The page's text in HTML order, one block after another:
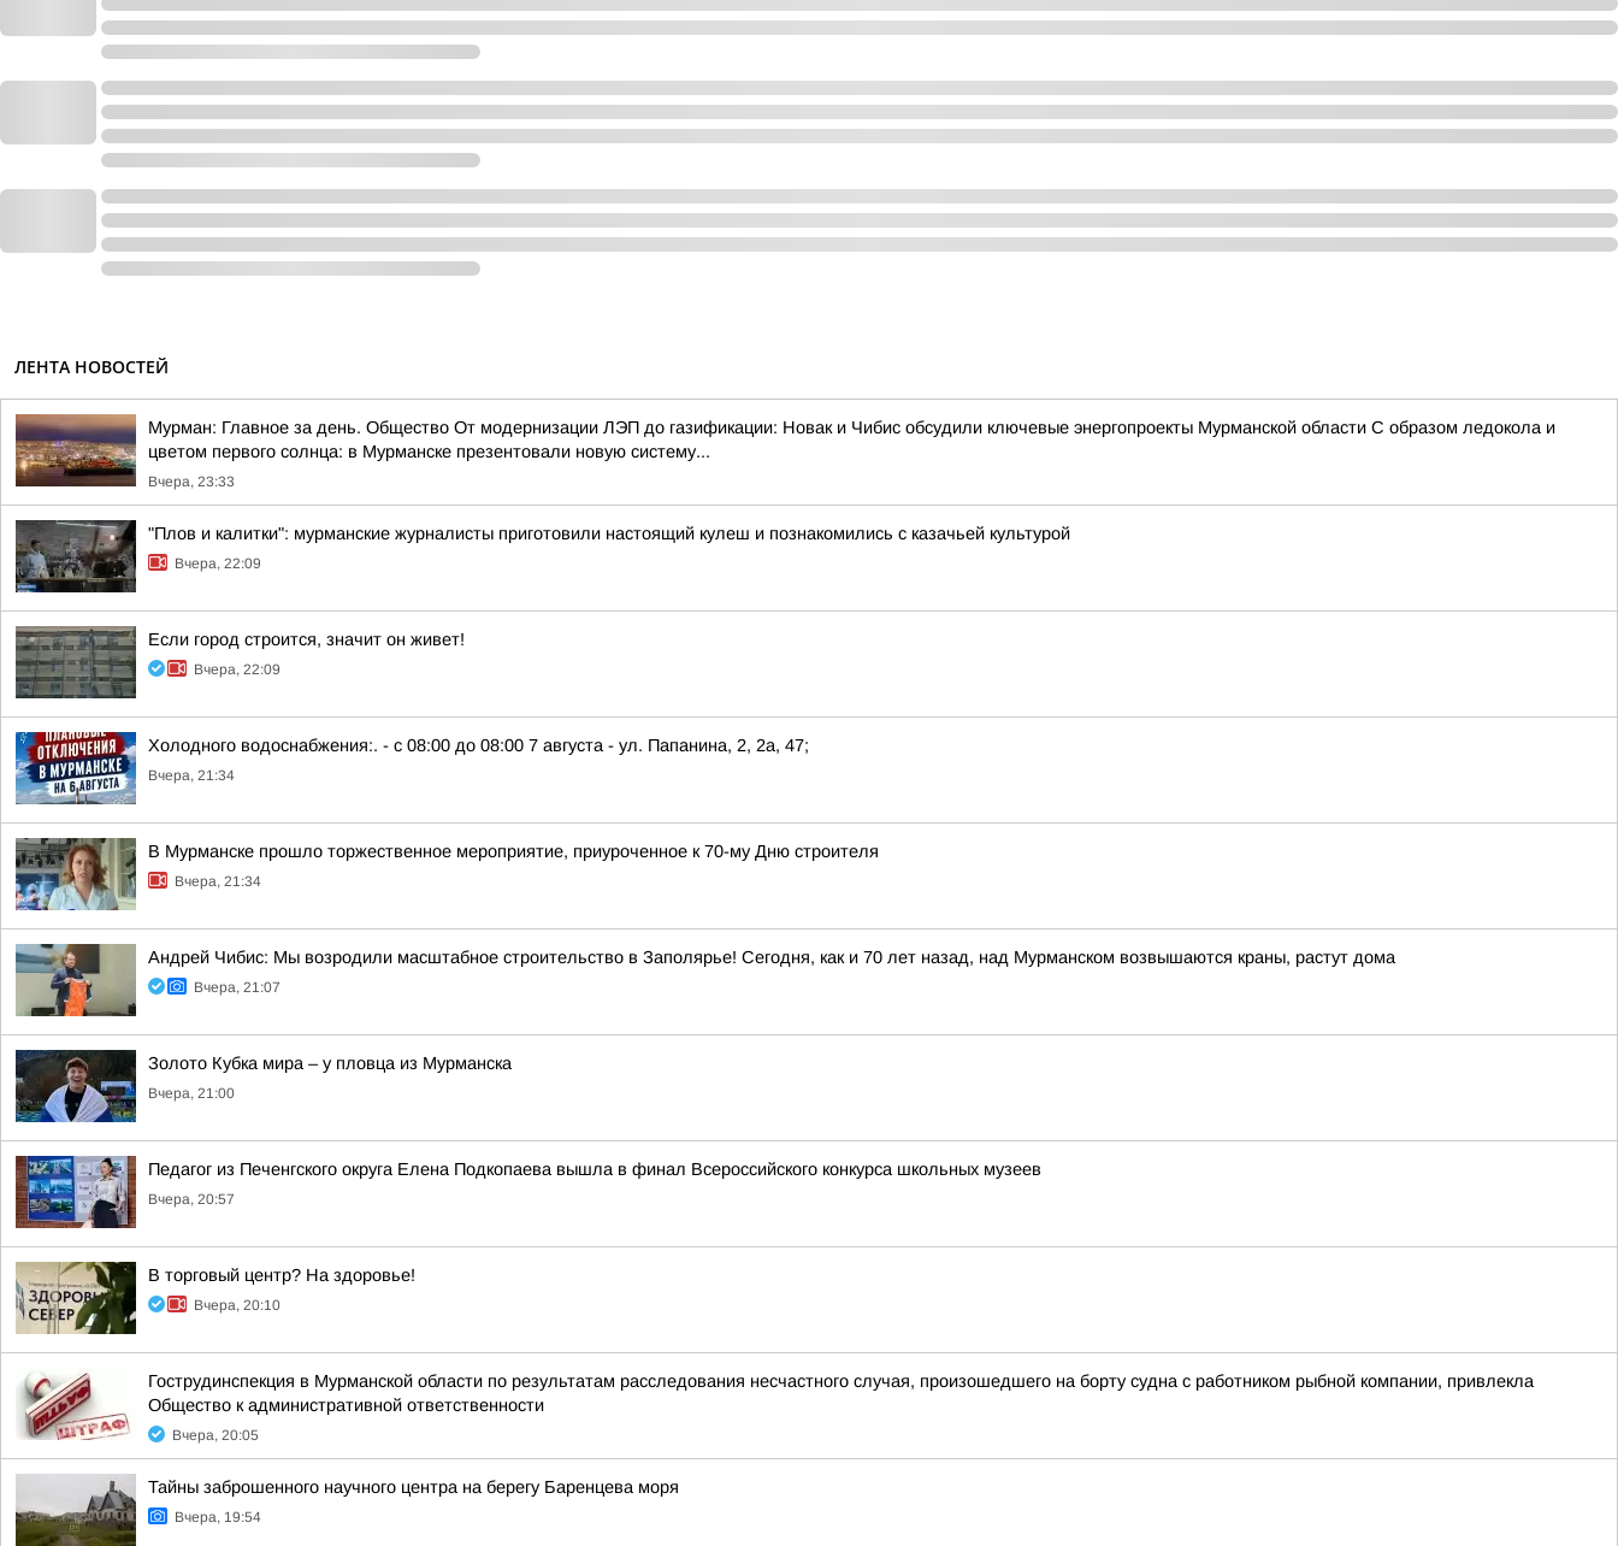
ЛЕНТА НОВОСТЕЙ
Мурман: Главное за день. Общество От модернизации ЛЭП до газификации: Новак и Чибис обсудили ключевые энергопроекты Мурманской области С образом ледокола и
цветом первого солнца: в Мурманске презентовали новую систему...
Вчера, 23:33
"Плов и калитки": мурманские журналисты приготовили настоящий кулеш и познакомились с казачьей культурой
Вчера, 22:09
Если город строится, значит он живет!
Вчера, 22:09
Холодного водоснабжения:. - с 08:00 до 08:00 7 августа - ул. Папанина, 2, 2а, 47;
Вчера, 21:34
В Мурманске прошло торжественное мероприятие, приуроченное к 70-му Дню строителя
Вчера, 21:34
Андрей Чибис: Мы возродили масштабное строительство в Заполярье! Сегодня, как и 70 лет назад, над Мурманском возвышаются краны, растут дома
Вчера, 21:07
Золото Кубка мира – у пловца из Мурманска
Вчера, 21:00
Педагог из Печенгского округа Елена Подкопаева вышла в финал Всероссийского конкурса школьных музеев
Вчера, 20:57
В торговый центр? На здоровье!
Вчера, 20:10
Гострудинспекция в Мурманской области по результатам расследования несчастного случая, произошедшего на борту судна с работником рыбной компании, привлекла
Общество к административной ответственности
Вчера, 20:05
Тайны заброшенного научного центра на берегу Баренцева моря
Вчера, 19:54